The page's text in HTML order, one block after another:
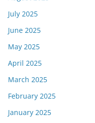
July 2025
June 2025
May 2025
April 2025
March 2025
February 2025
January 2025